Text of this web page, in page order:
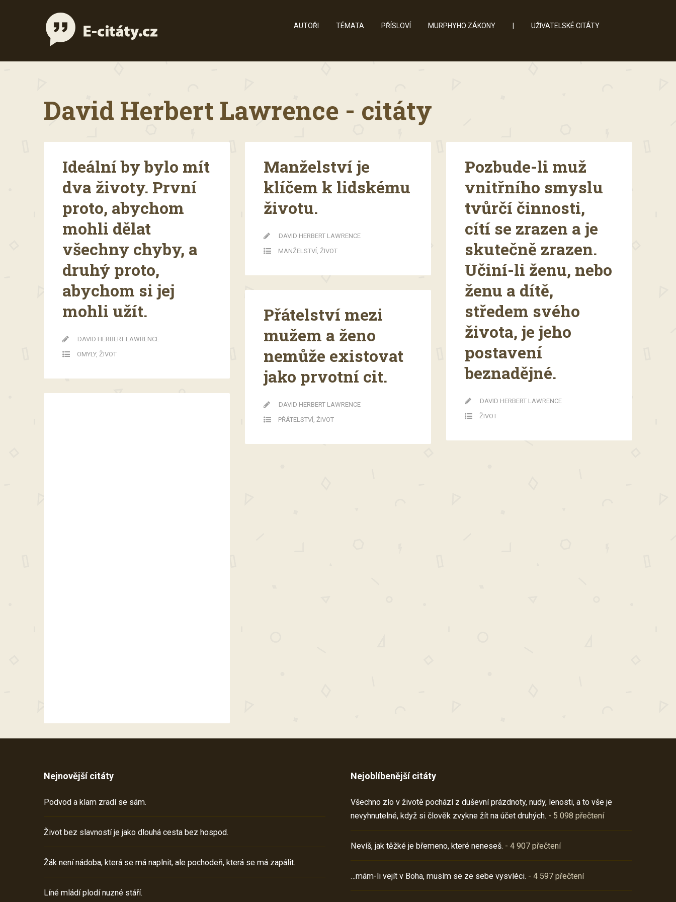
AUTOŘI TÉMATA PŘÍSLOVÍ MURPHYHO ZÁKONY UŽIVATELSKÉ CITÁTY
David Herbert Lawrence - citáty
Ideální by bylo mít
dva životy. První
proto, abychom
mohli dělat
všechny chyby, a
druhý proto,
abychom si jej
mohli užít.
DAVID HERBERT LAWRENCE
OMYLY, ŽIVOT
Manželství je
klíčem k lidskému
životu.
DAVID HERBERT LAWRENCE
MANŽELSTVÍ ŽIVOT
Pozbude-li muž
vnitřního smyslu
tvůrčí činnosti,
cítí se zrazen a je
skutečně zrazen.
Učiní-li ženu, nebo
ženu a dítě,
středem svého
života, je jeho
postavení
beznadějné.
DAVID HERBERT LAWRENCE
ŽIVOT
Přátelství mezi
mužem a ženo
nemůže existovat
jako prvotní cit.
DAVID HERBERT LAWRENCE
PŘÁTELSTVÍ ŽIVOT
Nejnovější citáty
Podvod a klam zradí se sám.
Život bez slavností je jako dlouhá cesta bez hospod.
Žák není nádoba, která se má naplnit, ale pochodeň, která se má zapálit.
Líné mládí plodí nuzné stáří.
Nejoblíbenější citáty
Všechno zlo v životě pochází z duševní prázdnoty, nudy, lenosti, a to vše je
nevyhnutelné, když si člověk zvykne žít na účet druhých. - 5 098 přečtení
Nevíš, jak těžké je břemeno, které neneseš. - 4 907 přečtení
…mám-li vejít v Boha, musím se ze sebe vysvléci. - 4 597 přečtení